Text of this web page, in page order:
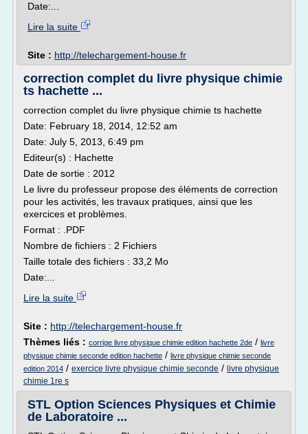
Date:...
Lire la suite
Site : http://telechargement-house.fr
correction complet du livre physique chimie
ts hachette ...
correction complet du livre physique chimie ts hachette
Date: February 18, 2014, 12:52 am
Date: July 5, 2013, 6:49 pm
Editeur(s) : Hachette
Date de sortie : 2012
Le livre du professeur propose des éléments de correction
pour les activités, les travaux pratiques, ainsi que les
exercices et problèmes.
Format : .PDF
Nombre de fichiers : 2 Fichiers
Taille totale des fichiers : 33,2 Mo
Date:...
Lire la suite
Site : http://telechargement-house.fr
Thèmes liés : corrige livre physique chimie edition hachette 2de / livre
physique chimie seconde edition hachette / livre physique chimie seconde
edition 2014 / exercice livre physique chimie seconde / livre physique
chimie 1re s
STL Option Sciences Physiques et Chimie
de Laboratoire ...